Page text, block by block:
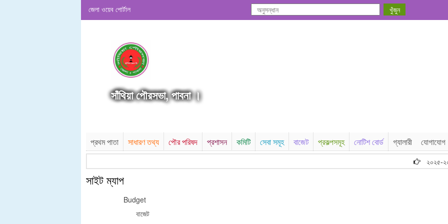
জেলা ওয়েব পোর্টাল
সাঁথিয়া পৌরসভা, পাবনা ।
প্রথম পাতা সাধারণ তথ্য পৌর পরিষদ প্রশাসন কমিটি সেবা সমূহ বাজেট প্রকল্পসমূহ নোটিশ বোর্ড গ্যালারী যোগাযোগ
২০২৫-২০২৬
সাইট ম্যাপ
Budget
বাজেট